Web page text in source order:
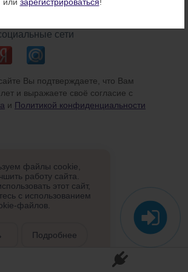
сети
Вы подтверждаете, что Вам
и выражаете своё согласие с
и Политикой конфиденциальности
файлы cookie,
работу сайта.
этот сайт,
с использованием
файлов.
Подробнее